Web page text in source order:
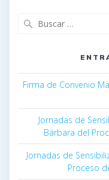
Firma de Convenio
Jornadas de
Bárbara del
Jornadas de
Proceso